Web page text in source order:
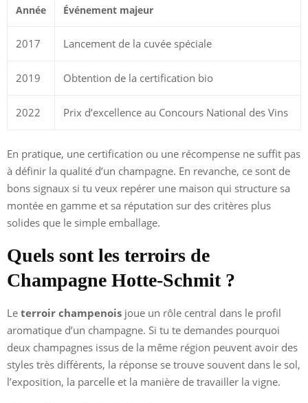
Année Événement majeur
2017 Lancement de la cuvée spéciale
2019 Obtention de la certification bio
2022 Prix d’excellence au Concours National des Vins
En pratique, une certification ou une récompense ne suffit pas
à définir la qualité d’un champagne. En revanche, ce sont de
bons signaux si tu veux repérer une maison qui structure sa
montée en gamme et sa réputation sur des critères plus
solides que le simple emballage.
Quels sont les terroirs de
Champagne Hotte-Schmit ?
Le terroir champenois joue un rôle central dans le profil
aromatique d’un champagne. Si tu te demandes pourquoi
deux champagnes issus de la même région peuvent avoir des
styles très différents, la réponse se trouve souvent dans le sol,
l’exposition, la parcelle et la manière de travailler la vigne.